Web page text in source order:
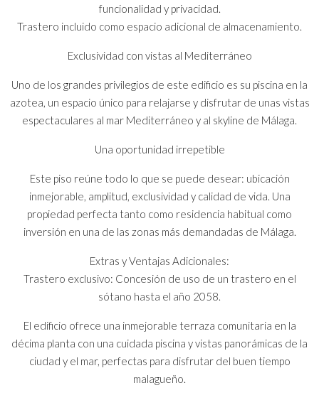
funcionalidad y privacidad.
Trastero incluido como espacio adicional de almacenamiento.
Exclusividad con vistas al Mediterráneo
Uno de los grandes privilegios de este edificio es su piscina en la
azotea, un espacio único para relajarse y disfrutar de unas vistas
espectaculares al mar Mediterráneo y al skyline de Málaga.
Una oportunidad irrepetible
Este piso reúne todo lo que se puede desear: ubicación
inmejorable, amplitud, exclusividad y calidad de vida. Una
propiedad perfecta tanto como residencia habitual como
inversión en una de las zonas más demandadas de Málaga.
Extras y Ventajas Adicionales:
Trastero exclusivo: Concesión de uso de un trastero en el
sótano hasta el año 2058.
El edificio ofrece una inmejorable terraza comunitaria en la
décima planta con una cuidada piscina y vistas panorámicas de la
ciudad y el mar, perfectas para disfrutar del buen tiempo
malagueño.